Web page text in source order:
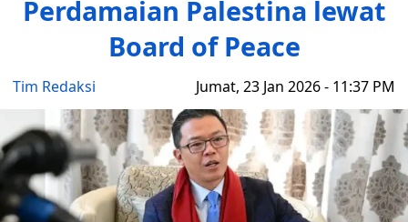
Perdamaian Palestina lewat
Board of Peace
Tim Redaksi Jumat, 23 Jan 2026 - 11:37 PM